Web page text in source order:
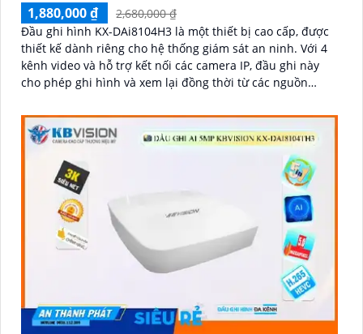
1,880,000 ₫
2,680,000 ₫
Đầu ghi hình KX-DAi8104H3 là một thiết bị cao cấp, được
thiết kế dành riêng cho hệ thống giám sát an ninh. Với 4
kênh video và hỗ trợ kết nối các camera IP, đầu ghi này
cho phép ghi hình và xem lại đồng thời từ các nguồn